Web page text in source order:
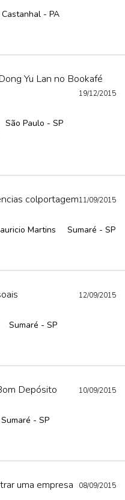
Castanhal - PA
Yu Lan no Bookafé
19/12/2015
São Paulo - SP
colportagem11/09/2015
Martins Sumaré - SP
12/09/2015
Sumaré - SP
Depósito 10/09/2015
Sumaré - SP
uma empresa 08/09/2015